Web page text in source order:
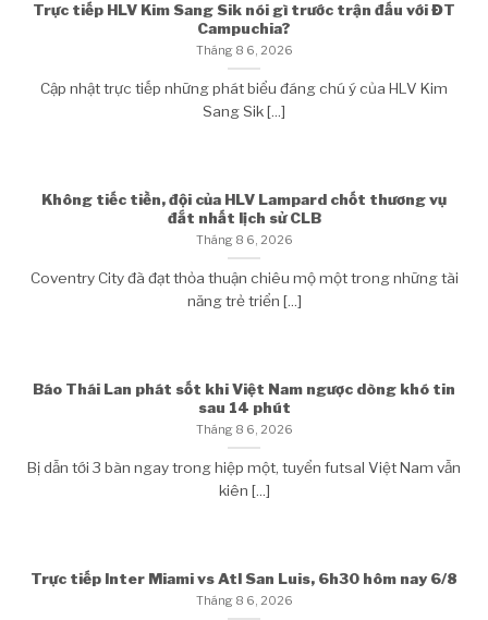
Trực tiếp HLV Kim Sang Sik nói gì trước trận đấu với ĐT
Campuchia?
Tháng 8 6, 2026
Cập nhật trực tiếp những phát biểu đáng chú ý của HLV Kim
Sang Sik [...]
Không tiếc tiền, đội của HLV Lampard chốt thương vụ
đắt nhất lịch sử CLB
Tháng 8 6, 2026
Coventry City đã đạt thỏa thuận chiêu mộ một trong những tài
năng trẻ triển [...]
Báo Thái Lan phát sốt khi Việt Nam ngược dòng khó tin
sau 14 phút
Tháng 8 6, 2026
Bị dẫn tới 3 bàn ngay trong hiệp một, tuyển futsal Việt Nam vẫn
kiên [...]
Trực tiếp Inter Miami vs Atl San Luis, 6h30 hôm nay 6/8
Tháng 8 6, 2026